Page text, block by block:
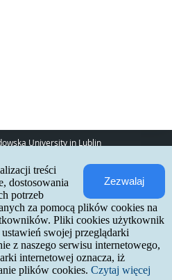
University in Lublin
Kandydatów
:: 2026-06-17
declaration
Zezwalaj
treści
dostosowania
potrzeb
za pomocą plików cookies na
Pliki cookies użytkownik
swojej przeglądarki
z naszego serwisu internetowego,
internetowej oznacza, iż
plików cookies. Czytaj więcej